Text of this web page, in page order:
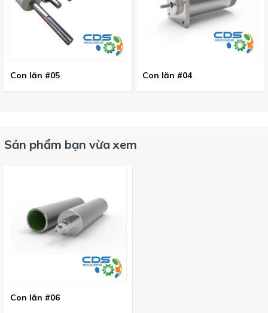
Con lăn #05 Con lăn #04
Sản phẩm bạn vừa xem
Con lăn #06